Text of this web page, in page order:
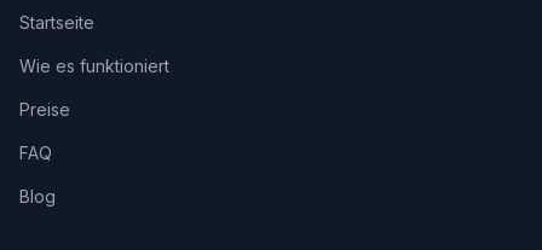
Startseite
Wie es funktioniert
Preise
FAQ
Blog